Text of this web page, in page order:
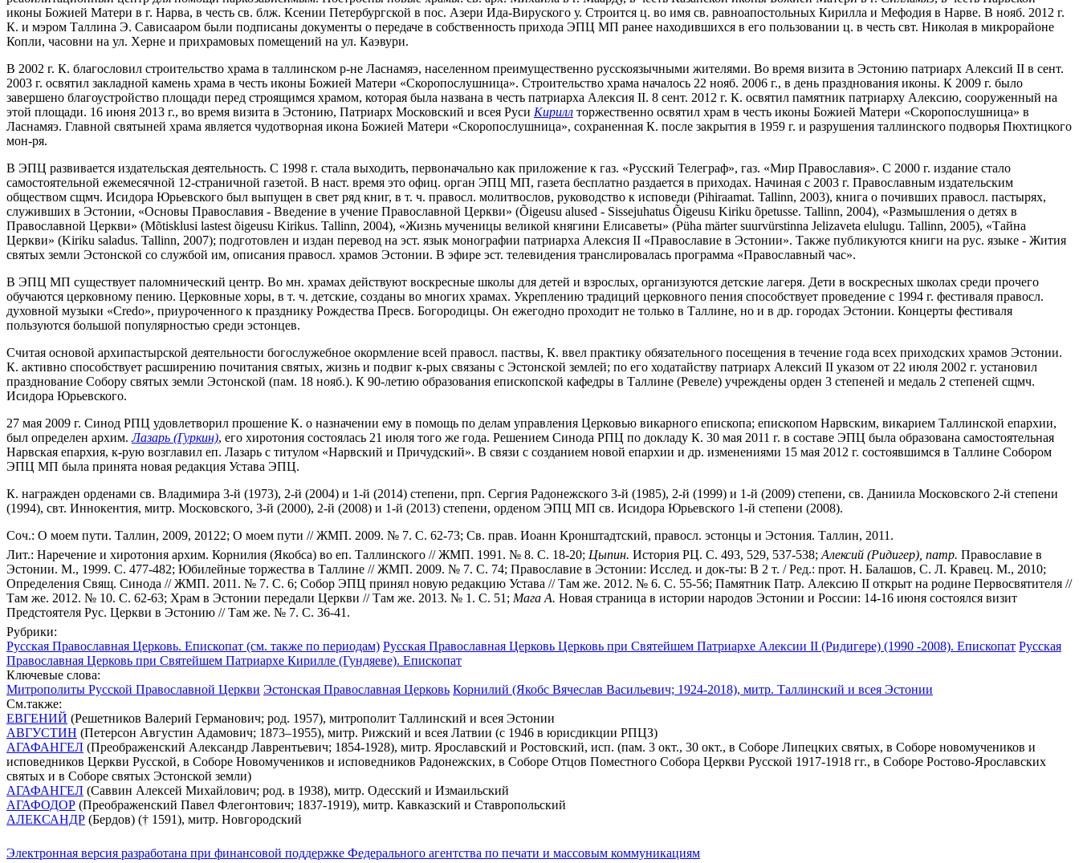
иконы Божией Матери в г. Нарва, в честь св. блж. Ксении Петербургской в пос. Азери Ида-Вируского у. Строится ц. во имя св. равноапостольных Кирилла и Мефодия в Нарве. В нояб. 2012 г.
К. и мэром Таллина Э. Сависааром были подписаны документы о передаче в собственность прихода ЭПЦ МП ранее находившихся в его пользовании ц. в честь свт. Николая в микрорайоне
Копли, часовни на ул. Херне и прихрамовых помещений на ул. Каэвури.
В 2002 г. К. благословил строительство храма в таллинском р-не Ласнамяэ, населенном преимущественно русскоязычными жителями. Во время визита в Эстонию патриарх Алексий II в сент.
2003 г. освятил закладной камень храма в честь иконы Божией Матери «Скоропослушница». Строительство храма началось 22 нояб. 2006 г., в день празднования иконы. К 2009 г. было
завершено благоустройство площади перед строящимся храмом, которая была названа в честь патриарха Алексия II. 8 сент. 2012 г. К. освятил памятник патриарху Алексию, сооруженный на
этой площади. 16 июня 2013 г., во время визита в Эстонию, Патриарх Московский и всея Руси Кирилл торжественно освятил храм в честь иконы Божией Матери «Скоропослушница» в
Ласнамяэ. Главной святыней храма является чудотворная икона Божией Матери «Скоропослушница», сохраненная К. после закрытия в 1959 г. и разрушения таллинского подворья Пюхтицкого
мон-ря.
В ЭПЦ развивается издательская деятельность. С 1998 г. стала выходить, первоначально как приложение к газ. «Русский Телеграф», газ. «Мир Православия». С 2000 г. издание стало
самостоятельной ежемесячной 12-страничной газетой. В наст. время это офиц. орган ЭПЦ МП, газета бесплатно раздается в приходах. Начиная с 2003 г. Православным издательским
обществом сщмч. Исидора Юрьевского был выпущен в свет ряд книг, в т. ч. правосл. молитвослов, руководство к исповеди (Pihiraamat. Tallinn, 2003), книга о почивших правосл. пастырях,
служивших в Эстонии, «Основы Православия - Введение в учение Православной Церкви» (Õigeusu alused - Sissejuhatus Õigeusu Kiriku õpetusse. Tallinn, 2004), «Размышления о детях в
Православной Церкви» (Mõtisklusi lastest õigeusu Kirikus. Tallinn, 2004), «Жизнь мученицы великой княгини Елисаветы» (Püha märter suurvürstinna Jelizaveta elulugu. Tallinn, 2005), «Тайна
Церкви» (Kiriku saladus. Tallinn, 2007); подготовлен и издан перевод на эст. язык монографии патриарха Алексия II «Православие в Эстонии». Также публикуются книги на рус. языке - Жития
святых земли Эстонской со службой им, описания правосл. храмов Эстонии. В эфире эст. телевидения транслировалась программа «Православный час».
В ЭПЦ МП существует паломнический центр. Во мн. храмах действуют воскресные школы для детей и взрослых, организуются детские лагеря. Дети в воскресных школах среди прочего
обучаются церковному пению. Церковные хоры, в т. ч. детские, созданы во многих храмах. Укреплению традиций церковного пения способствует проведение с 1994 г. фестиваля правосл.
духовной музыки «Credo», приуроченного к празднику Рождества Пресв. Богородицы. Он ежегодно проходит не только в Таллине, но и в др. городах Эстонии. Концерты фестиваля
пользуются большой популярностью среди эстонцев.
Считая основой архипастырской деятельности богослужебное окормление всей правосл. паствы, К. ввел практику обязательного посещения в течение года всех приходских храмов Эстонии.
К. активно способствует расширению почитания святых, жизнь и подвиг к-рых связаны с Эстонской землей; по его ходатайству патриарх Алексий II указом от 22 июля 2002 г. установил
празднование Собору святых земли Эстонской (пам. 18 нояб.). К 90-летию образования епископской кафедры в Таллине (Ревеле) учреждены орден 3 степеней и медаль 2 степеней сщмч.
Исидора Юрьевского.
27 мая 2009 г. Синод РПЦ удовлетворил прошение К. о назначении ему в помощь по делам управления Церковью викарного епископа; епископом Нарвским, викарием Таллинской епархии,
был определен архим.Лазарь (Гуркин), его хиротония состоялась 21 июля того же года. Решением Синода РПЦ по докладу К. 30 мая 2011 г. в составе ЭПЦ была образована самостоятельная
Нарвская епархия, к-рую возглавил еп. Лазарь с титулом «Нарвский и Причудский». В связи с созданием новой епархии и др. изменениями 15 мая 2012 г. состоявшимся в Таллине Собором
ЭПЦ МП была принята новая редакция Устава ЭПЦ.
К. награжден орденами св. Владимира 3-й (1973), 2-й (2004) и 1-й (2014) степени, прп. Сергия Радонежского 3-й (1985), 2-й (1999) и 1-й (2009) степени, св. Даниила Московского 2-й степени
(1994), свт. Иннокентия, митр. Московского, 3-й (2000), 2-й (2008) и 1-й (2013) степени, орденом ЭПЦ МП св. Исидора Юрьевского 1-й степени (2008).
Соч.: О моем пути. Таллин, 2009, 20122; О моем пути // ЖМП. 2009. № 7. С. 62-73; Св. прав. Иоанн Кронштадтский, правосл. эстонцы и Эстония. Таллин, 2011.
Лит.: Наречение и хиротония архим. Корнилия (Якобса) во еп. Таллинского // ЖМП. 1991. № 8. С. 18-20; Цыпин. История РЦ. С. 493, 529, 537-538; Алексий (Ридигер), патр. Православие в
Эстонии. М., 1999. С. 477-482; Юбилейные торжества в Таллине // ЖМП. 2009. № 7. С. 74; Православие в Эстонии: Исслед. и док-ты: В 2 т. / Ред.: прот. Н. Балашов, С. Л. Кравец. М., 2010;
Определения Свящ. Синода // ЖМП. 2011. № 7. С. 6; Собор ЭПЦ принял новую редакцию Устава // Там же. 2012. № 6. С. 55-56; Памятник Патр. Алексию II открыт на родине Первосвятителя //
Там же. 2012. № 10. С. 62-63; Храм в Эстонии передали Церкви // Там же. 2013. № 1. С. 51; Мага А. Новая страница в истории народов Эстонии и России: 14-16 июня состоялся визит
Предстоятеля Рус. Церкви в Эстонию // Там же. № 7. С. 36-41.
Рубрики:
Русская Православная Церковь. Епископат (см. также по периодам) Русская Православная Церковь Церковь при Святейшем Патриархе Алексии II (Ридигере) (1990 -2008). Епископат Русская
Православная Церковь при Святейшем Патриархе Кирилле (Гундяеве). Епископат
Ключевые слова:
Митрополиты Русской Православной Церкви Эстонская Православная Церковь Корнилий (Якобс Вячеслав Васильевич; 1924-2018), митр. Таллинский и всея Эстонии
См.также:
ЕВГЕНИЙ (Решетников Валерий Германович; род. 1957), митрополит Таллинский и всея Эстонии
АВГУСТИН (Петерсон Августин Адамович; 1873–1955), митр. Рижский и всея Латвии (с 1946 в юрисдикции РПЦЗ)
АГАФАНГЕЛ (Преображенский Александр Лаврентьевич; 1854-1928), митр. Ярославский и Ростовский, исп. (пам. 3 окт., 30 окт., в Соборе Липецких святых, в Соборе новомучеников и
исповедников Церкви Русской, в Соборе Новомучеников и исповедников Радонежских, в Соборе Отцов Поместного Собора Церкви Русской 1917-1918 гг., в Соборе Ростово-Ярославских
святых и в Соборе святых Эстонской земли)
АГАФАНГЕЛ (Саввин Алексей Михайлович; род. в 1938), митр. Одесский и Измаильский
АГАФОДОР (Преображенский Павел Флегонтович; 1837-1919), митр. Кавказский и Ставропольский
АЛЕКСАНДР (Бердов) († 1591), митр. Новгородский
Электронная версия разработана при финансовой поддержке Федерального агентства по печати и массовым коммуникациям